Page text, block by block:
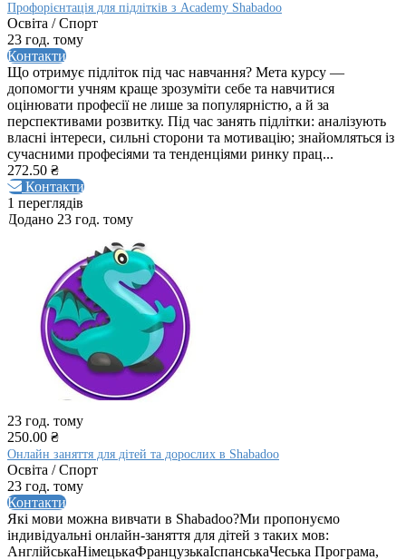
Профорієнтація для підлітків з Academy Shabadoo
Освіта / Спорт
23 год. тому
Контакти
Що отримує підліток під час навчання? Мета курсу —
допомогти учням краще зрозуміти себе та навчитися
оцінювати професії не лише за популярністю, а й за
перспективами розвитку. Під час занять підлітки: аналізують
власні інтереси, сильні сторони та мотивацію; знайомляться із
сучасними професіями та тенденціями ринку прац...
272.50 ₴
Контакти
1 переглядів
Додано 23 год. тому
23 год. тому
250.00 ₴
Онлайн заняття для дітей та дорослих в Shabadoo
Освіта / Спорт
23 год. тому
Контакти
Які мови можна вивчати в Shabadoo?Ми пропонуємо
індивідуальні онлайн-заняття для дітей з таких мов:
АнглійськаНімецькаФранцузькаІспанськаЧеська Програма,